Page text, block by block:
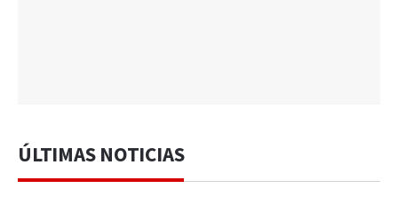
ÚLTIMAS NOTICIAS